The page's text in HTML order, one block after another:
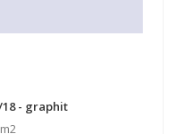
18 - graphit